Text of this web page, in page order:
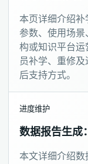
本页详细介绍
参数、使用场
构或知识平台运
员补学、重修
后支持方式。
进度维护
数据报告生成
本文详细介绍